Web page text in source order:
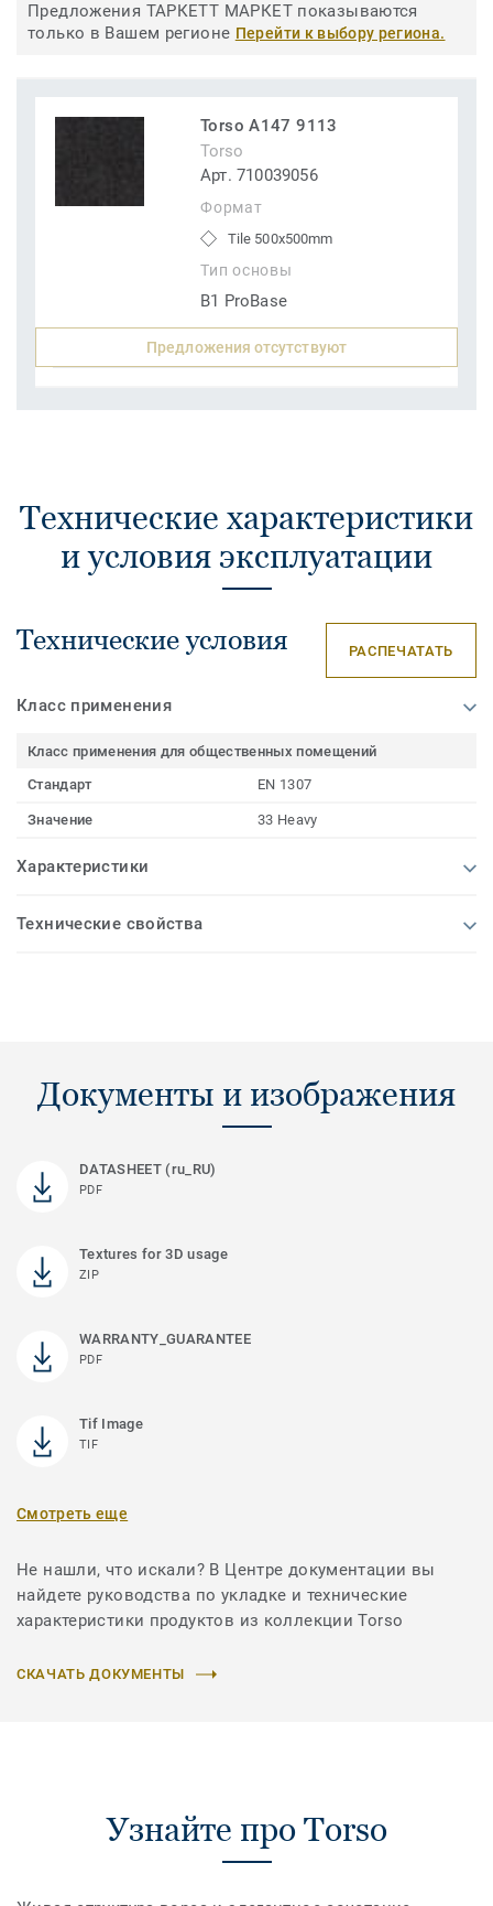
Предложения ТАРКЕТТ МАРКЕТ показываются
только в Вашем регионе Перейти к выбору региона.
Torso A147 9113
Torso
Арт. 710039056
Формат
Tile 500x500mm
Тип основы
B1 ProBase
Предложения отсутствуют
Технические характеристики
и условия эксплуатации
Технические условия РАСПЕЧАТАТЬ
Класс применения
Класс применения для общественных помещений
Стандарт
EN 1307
Значение 33 Heavy
Характеристики
Технические свойства
Документы и изображения
DATASHEET (ru_RU)
PDF
Textures for 3D usage
ZIP
WARRANTY_GUARANTEE
PDF
Tif Image
TIF
Смотреть еще
Не нашли, что искали? В Центре документации вы
найдете руководства по укладке и технические
характеристики продуктов из коллекции Torso
СКАЧАТЬ ДОКУМЕНТЫ
Узнайте про Torso